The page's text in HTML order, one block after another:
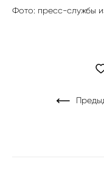
Фото: пресс-службы